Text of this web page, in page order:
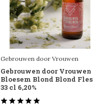
Gebrouwen door Vrouwen
Gebrouwen door Vrouwen
Bloesem Blond Blond Fles
33 cl 6,20%